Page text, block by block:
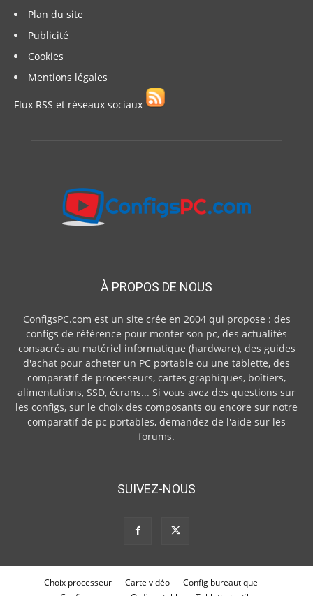
Plan du site
Publicité
Cookies
Mentions légales
Flux RSS et réseaux sociaux
À PROPOS DE NOUS
ConfigsPC.com est un site crée en 2004 qui propose : des
configs de référence pour monter son pc, des actualités
consacrés au matériel informatique (hardware), des guides
d'achat pour acheter un PC portable ou une tablette, des
comparatif de processeurs, cartes graphiques, boîtiers,
alimentations, SSD, écrans... Si vous avez des questions sur
les configs, sur le choix des composants ou encore sur notre
comparatif de pc portables, demandez de l'aide sur les
forums.
SUIVEZ-NOUS
Choix processeur Carte vidéo
Config bureautique